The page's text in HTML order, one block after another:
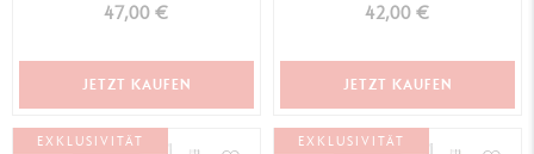
SONDEREDITION
47,00 €
JETZT KAUFEN
42,00 €
JETZT KAUFEN
EXKLUSIVITÄT EXKLUSIVITÄT